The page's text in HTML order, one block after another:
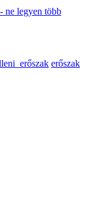
ne legyen több
erőszak